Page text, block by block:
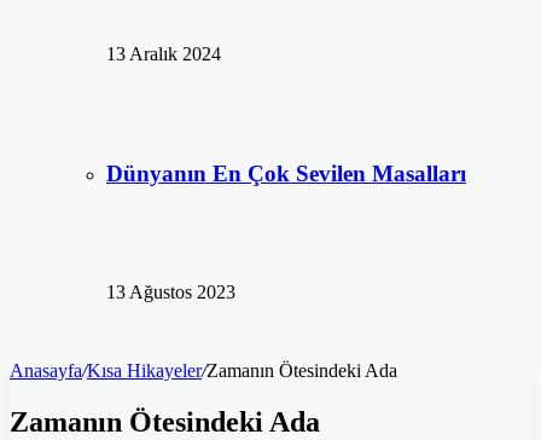
13 Aralık 2024
Dünyanın En Çok Sevilen Masalları
13 Ağustos 2023
Anasayfa/Kısa Hikayeler/Zamanın Ötesindeki Ada
Zamanın Ötesindeki Ada